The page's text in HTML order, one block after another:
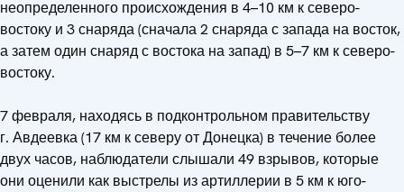
неопределенного происхождения в 4–10 км к северо-
востоку и 3 снаряда (сначала 2 снаряда с запада на восток,
а затем один снаряд с востока на запад) в 5–7 км к северо-
востоку.
7 февраля, находясь в подконтрольном правительству
г. Авдеевка (17 км к северу от Донецка) в течение более
двух часов, наблюдатели слышали 49 взрывов, которые
они оценили как выстрелы из артиллерии в 5 км к юго-